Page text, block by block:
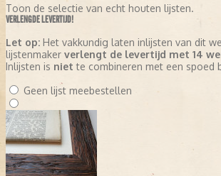
Toon de selectie van echt houten lijsten.
VERLENGDE LEVERTIJD!
Let op: Het vakkundig laten inlijsten van dit
lijstenmaker verlengt de levertijd met 14
Inlijsten is niet te combineren met een spoed
Geen lijst meebestellen